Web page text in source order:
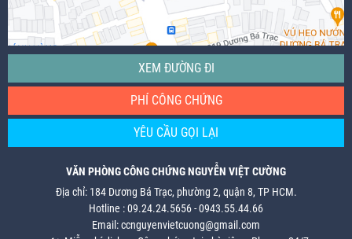
XEM ĐƯỜNG ĐI
PHÍ CÔNG CHỨNG
YÊU CẦU GỌI LẠI
VĂN PHÒNG CÔNG CHỨNG NGUYỄN VIỆT CƯỜNG
Địa chỉ: 184 Dương Bá Trạc, phường 2, quận 8, TP HCM.
Hotline : 09.24.24.5656 - 0943.55.44.66
Email: ccnguyenvietcuong@gmail.com